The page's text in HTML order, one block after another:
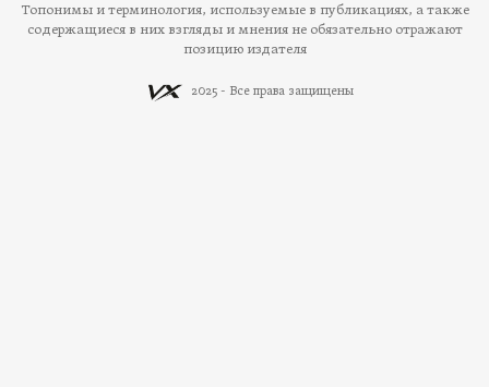
Топонимы и терминология, используемые в публикациях, а также
содержащиеся в них взгляды и мнения не обязательно отражают
позицию издателя
2025 - Все права защищены